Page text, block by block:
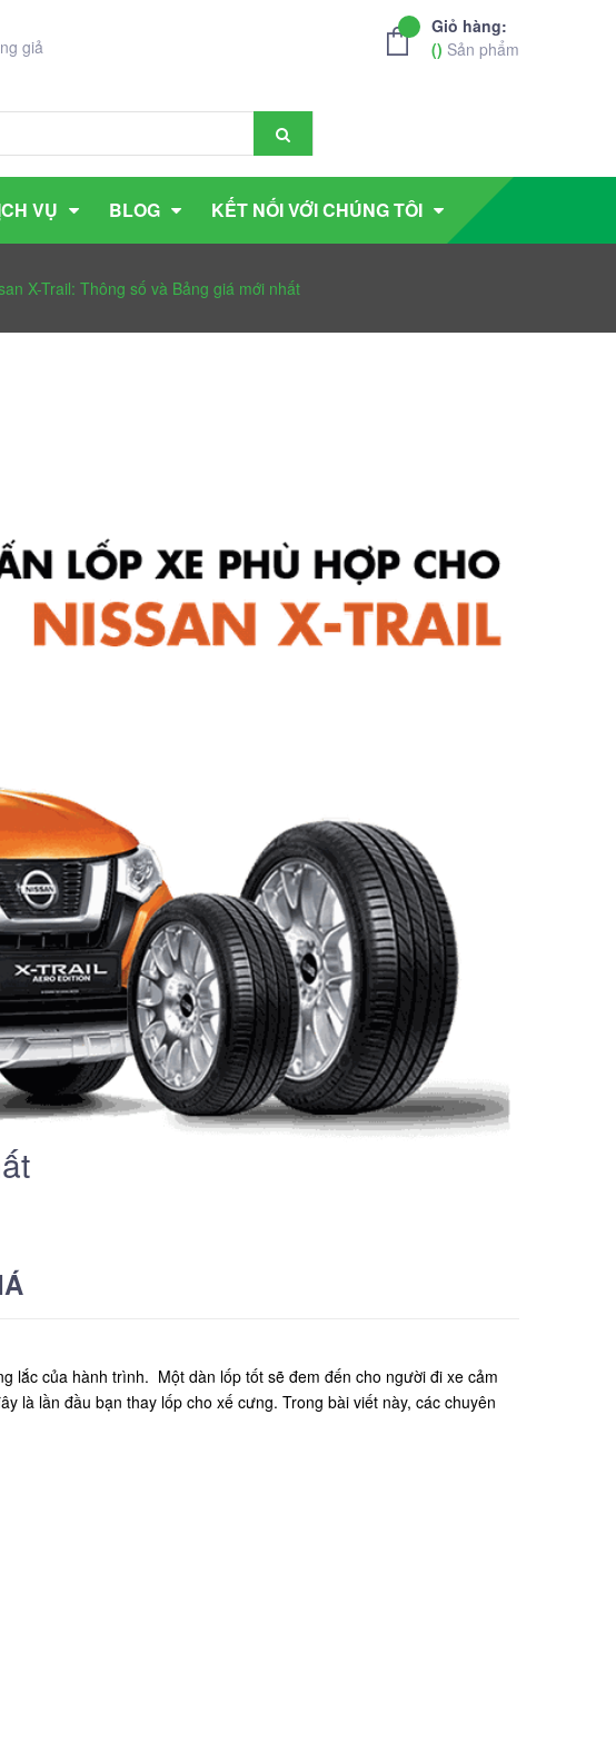
giả
Giỏ hàng:
() Sản phẩm
VỤ BLOG KẾT NỐI VỚI CHÚNG TÔI
X-Trail: Thông số và Bảng giá mới nhất
lắc của hành trình. Một dàn lốp tốt sẽ đem đến cho người đi xe cảm
là lần đầu bạn thay lốp cho xế cưng. Trong bài viết này, các chuyên